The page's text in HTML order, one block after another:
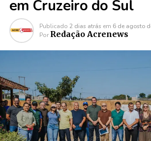
em Cruzeiro do Sul
Publicado 2 dias atrás em 6 de agosto
Por Redação Acrenews